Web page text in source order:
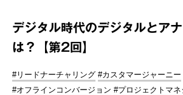
デジタル時代のデジタルとア
は？【第2回】
#リードナーチャリング #カスタマージャーニー
#オフラインコンバージョン #プロジェクトマネ